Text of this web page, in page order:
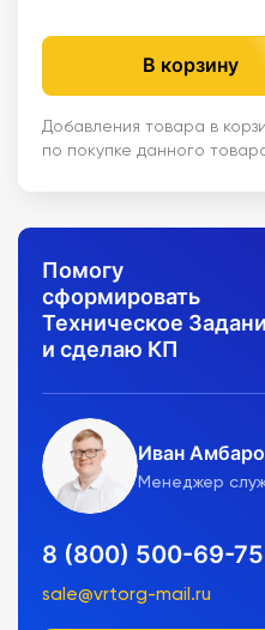
В корзину
Добавления товара в
по покупке данного
Помогу
сформировать
Техническое
и сделаю КП
Иван
Менеджер
8 (800) 500-69-75
sale@vrtorg-mail.ru